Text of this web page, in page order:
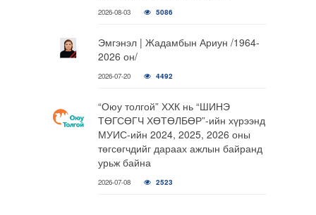
2026-08-03 5086
Эмгэнэл | Жадамбын Ариун /1964-
2026 он/
2026-07-20 4492
“Оюу толгой” ХХК нь “ШИНЭ
ТӨГСӨГЧ ХӨТӨЛБӨР”-ийн хүрээнд
МУИС-ийн 2024, 2025, 2026 оны
төгсөгчдийг дараах ажлын байранд
урьж байна
2026-07-08 2523